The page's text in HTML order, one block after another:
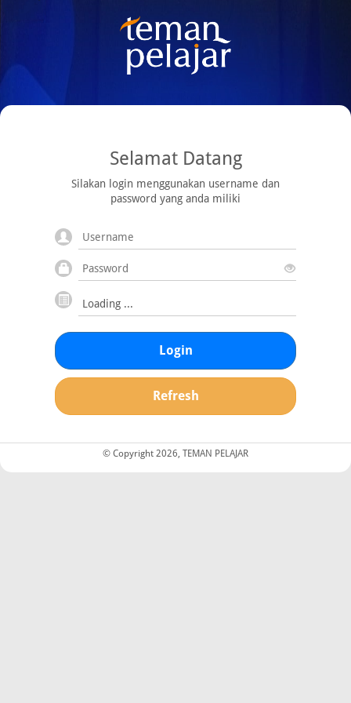
Selamat Datang
Silakan login menggunakan username dan
password yang anda miliki
Login
Refresh
© Copyright 2026, TEMAN PELAJAR